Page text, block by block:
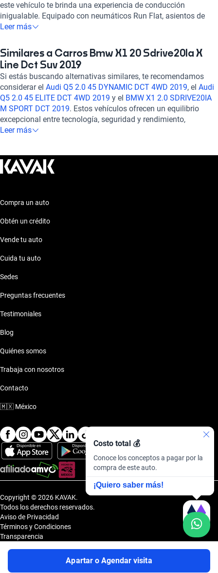
Apartar o Agendar visita
este vehículo te brinda una experiencia de conducción
inigualable. Equipado con neumáticos Run Flat, asientos de
cuero, sistema de aire acondicionado automático y tecnología
tu comodidad y conveniencia. Con un motor turbo de 2.0 litros
y 189 caballos de fuerza, sentirás la emoción al acelerar de 0 a
100 km/h en tan solo 7.7 segundos. Además, su sistema de
frenos ABS, control de crucero y múltiples airbags garantizan tu
seguridad en todo momento. Experimenta la excelencia en
cada viaje con el BMW X1 2.0 SDRIVE20IA X LINE DCT 2019.
¡Hazlo tuyo y eleva tu experiencia de manejo a un nivel
superior!
Leer más
Similares a Carros Bmw X1 20 Sdrive20Ia X
Line Dct Suv 2019
Si estás buscando alternativas similares, te recomendamos
considerar el Audi Q5 2.0 45 DYNAMIC DCT 4WD 2019, el Audi
Q5 2.0 45 ELITE DCT 4WD 2019 y el BMW X1 2.0 SDRIVE20IA
M SPORT DCT 2019. Estos vehículos ofrecen un equilibrio
excepcional entre tecnología, seguridad y rendimiento,
brindando una experiencia de conducción de alta calidad.
más en nuestra sección de autos similares!
Leer más
Costo total 💰
Conoce los conceptos a pagar por la
compra de este auto.
¡Quiero saber más!
Compra un auto
Obtén un crédito
Vende tu auto
Cuida tu auto
Sedes
Preguntas frecuentes
Testimoniales
Blog
Quiénes somos
Trabaja con nosotros
Contacto
🇲🇽 México
Copyright © 2026 KAVAK.
Todos los derechos reservados.
Aviso de Privacidad
Términos y Condiciones
Transparencia
Uvi Tech, S.A.P.I. de C.V., Carretera Amomolulco - Capulhuac, No. 1 Col.